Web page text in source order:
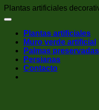
Plantas artificiales
Plantas artificiales
Muro verde artificial
Palmas preservadas
Persianas
Contacto